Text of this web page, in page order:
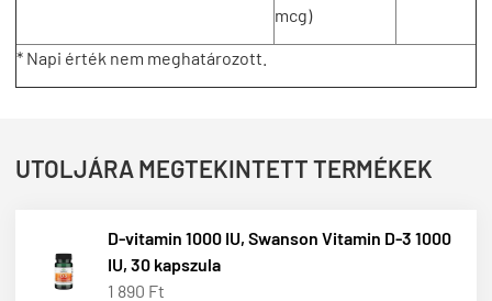
mcg)
* Napi érték nem meghatározott.
UTOLJÁRA MEGTEKINTETT TERMÉKEK
D-vitamin 1000 IU, Swanson Vitamin D-3 1000
IU, 30 kapszula
1 890 Ft